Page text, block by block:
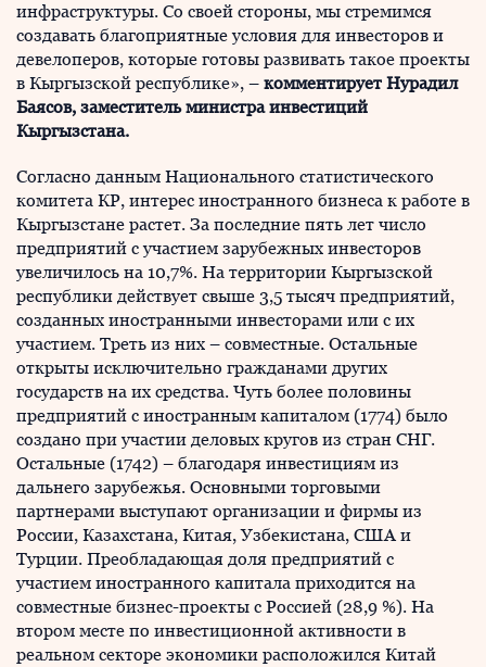
инфраструктуры. Со своей стороны, мы стремимся
создавать благоприятные условия для инвесторов и
девелоперов, которые готовы развивать такое проекты
в Кыргызской республике», – комментирует Нурадил
Баясов, заместитель министра инвестиций
Кыргызстана.
Согласно данным Национального статистического
комитета КР, интерес иностранного бизнеса к работе в
Кыргызстане растет. За последние пять лет число
предприятий с участием зарубежных инвесторов
увеличилось на 10,7%. На территории Кыргызской
республики действует свыше 3,5 тысяч предприятий,
созданных иностранными инвесторами или с их
участием. Треть из них – совместные. Остальные
открыты исключительно гражданами других
государств на их средства. Чуть более половины
предприятий с иностранным капиталом (1774) было
создано при участии деловых кругов из стран СНГ.
Остальные (1742) – благодаря инвестициям из
дальнего зарубежья. Основными торговыми
партнерами выступают организации и фирмы из
России, Казахстана, Китая, Узбекистана, США и
Турции. Преобладающая доля предприятий с
участием иностранного капитала приходится на
совместные бизнес-проекты с Россией (28,9 %). На
втором месте по инвестиционной активности в
реальном секторе экономики расположился Китай